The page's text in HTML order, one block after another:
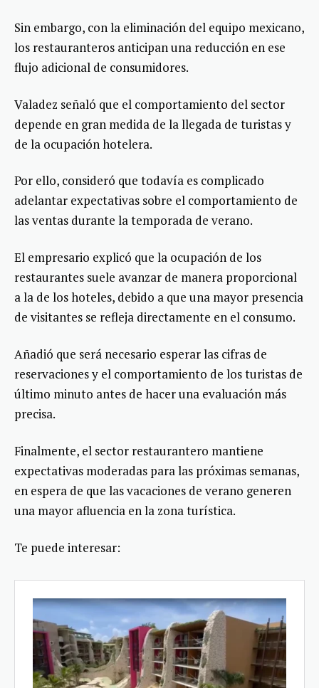
Sin embargo, con la eliminación del equipo mexicano,
los restauranteros anticipan una reducción en ese
flujo adicional de consumidores.
Valadez señaló que el comportamiento del sector
depende en gran medida de la llegada de turistas y
de la ocupación hotelera.
Por ello, consideró que todavía es complicado
adelantar expectativas sobre el comportamiento de
las ventas durante la temporada de verano.
El empresario explicó que la ocupación de los
restaurantes suele avanzar de manera proporcional
a la de los hoteles, debido a que una mayor presencia
de visitantes se refleja directamente en el consumo.
Añadió que será necesario esperar las cifras de
reservaciones y el comportamiento de los turistas de
último minuto antes de hacer una evaluación más
precisa.
Finalmente, el sector restaurantero mantiene
expectativas moderadas para las próximas semanas,
en espera de que las vacaciones de verano generen
una mayor afluencia en la zona turística.
Te puede interesar: